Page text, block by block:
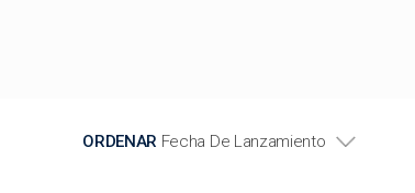
ORDENAR Fecha De Lanzamiento